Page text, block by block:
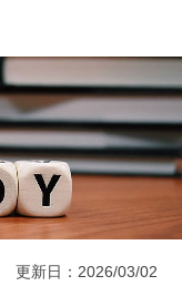
更新日：2026/03/02